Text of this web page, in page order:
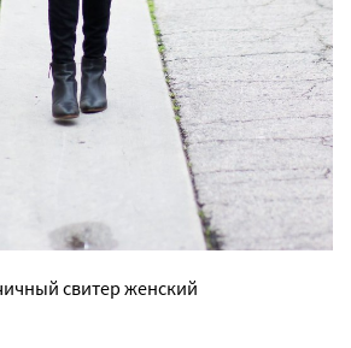
свитер женский